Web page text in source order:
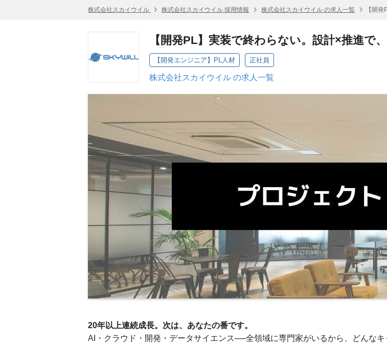
株式会社スカイウイル 株式会社スカイウイル 採用情報 株式会社スカイウイル の求人一覧 【開
【開発PL】実装で終わらない。設計×推進で
【開発エンジニア】PL人材 正社員
株式会社スカイウイル の求人一覧
20年以上連続成長。次は、あなたの番です。
AI・クラウド・開発・データサイエンス──全領域に専門家がいるから、どんなキ